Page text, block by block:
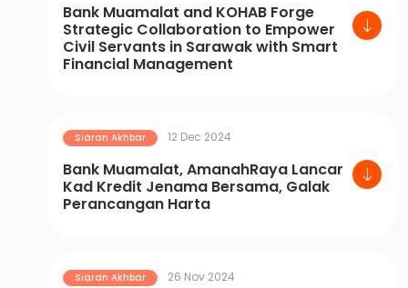
Bank Muamalat and KOHAB Forge
Strategic Collaboration to Empower
Civil Servants in Sarawak with Smart
Financial Management
Siaran Akhbar 12 Dec 2024
Bank Muamalat, AmanahRaya Lancar
Kad Kredit Jenama Bersama, Galak
Perancangan Harta
Siaran Akhbar 26 Nov 2024